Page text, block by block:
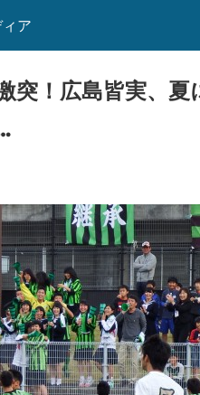
ア
突！広島皆実、